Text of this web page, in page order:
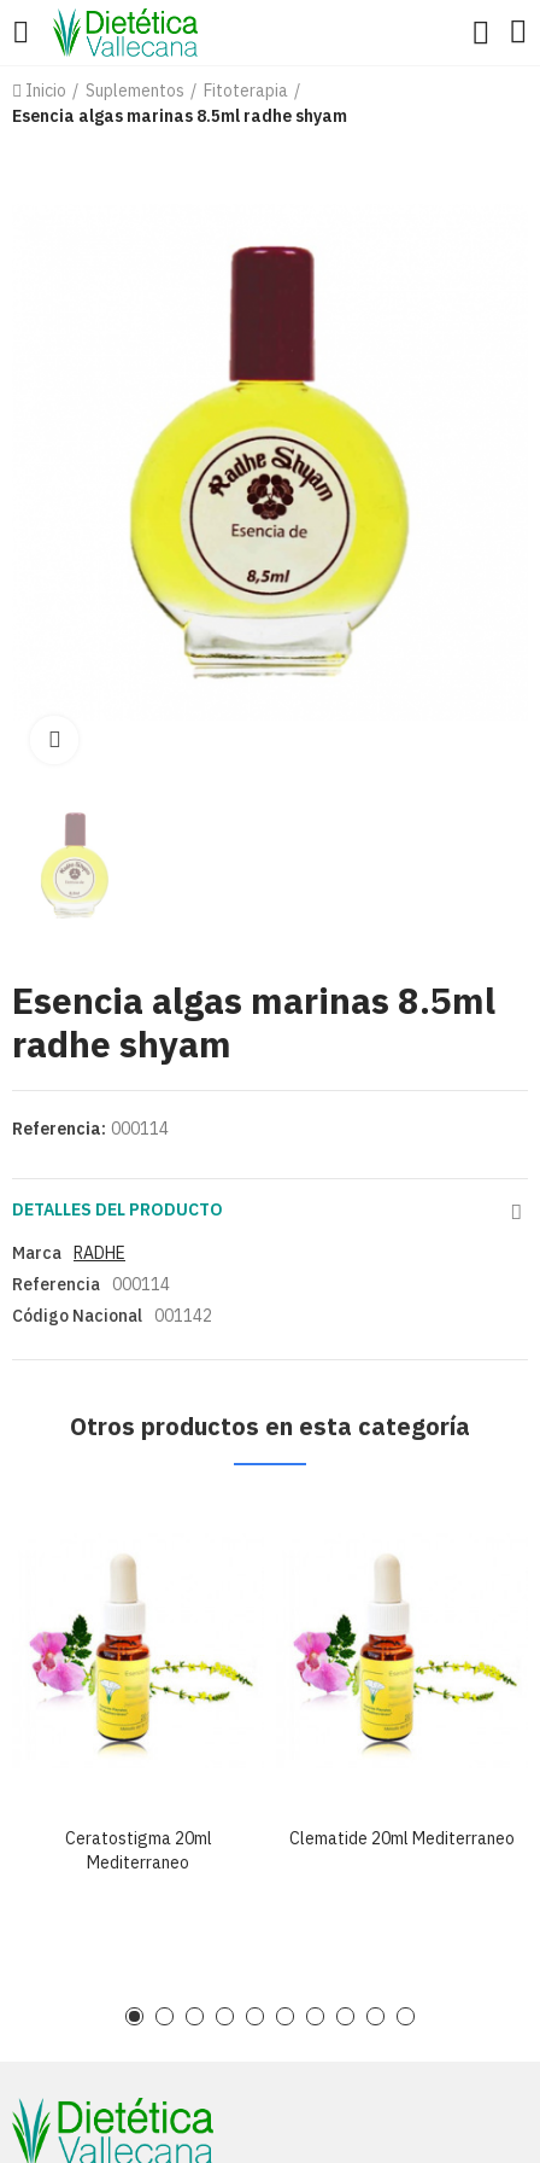
Inicio Suplementos
Fitoterapia
Esencia algas marinas 8.5ml radhe shyam
Esencia algas marinas 8.5ml
radhe shyam
Referencia: 000114
DETALLES DEL PRODUCTO
Marca RADHE
Referencia
000114
Código Nacional
001142
Otros productos en esta categoría
Ceratostigma 20ml
Mediterraneo
Clematide 20ml Mediterraneo